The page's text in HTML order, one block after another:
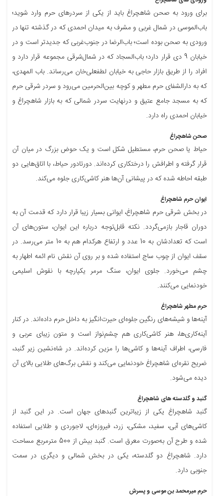
برای ورود به صحن شاهچراغ باید از یکی از سردرهای حرم وارد شوید؛
باب‌الموسی در شمال غربی و مشرف به میدان احمدی که در گذشته تنها در
ورودی به صحن بوده است؛ باب‌الرضا در جنوب‌غربی که جدیدتر است و در
خیابان 9 دی قرار دارد؛ باب‌السجاد که در شمال‌شرقی مجموعه قرار دارد و
افراد را از طریق بازار حاجی به خیابان لطفعلی‌خان می‌رساند. باب المهدی،
که به دارالشفای حرم مطهر و کوچه بین‌الحرمین می‌رود و سردر شرقی حرم
که به مسجد جامع عتیق و درنهایت سردر شمالی که به بازار شاهچراغ و
خیابان احمدی راه دارد.
صحن شاهچراغ
حیاط یا صحن حرم، مستطیل شکل است و یک حوض بزرگ در میان آن
قرار گرفته و اطرافش را درختکاری کرده‌اند. دورتادور حیاط، با اتاق‌هایی دو
طبقه احاطه شده که در پیشانی آن‌ها هنر کاشی‌کاری جلوه می‌کند.
ایوان حرم شاهچراغ
در بخش شرقی حرم شاهچراغ، ایوانی بسیار زیبا قرار دارد که قدمت آن به
دوران قاجار بازمی‌گردد. نکته قابل‌توجه درباره این ایوان، ستون‌های آن
است که تعدادشان به 10 عدد و ارتفاع هرکدام هم به 10 متر می‌رسد. در
سقف ایوان از چوب ساج استفاده شده و بر روی آن نقش نام ائمه اطهار به
چشم می‌خورد. جلوی ایوان، سنگ مرمر یکپارچه با نقوش اسلیمی
خودنمایی می‌کنند.
حرم مطهر شاهچراغ
آینه‌ها و شیشه‌های رنگین جلوه‌ای حیرت‌انگیز به داخل حرم داده‌اند. در کنار
آینه‌کاری‌ها، هنر کاشی‌کاری هم چشم‌نواز است و متون زیبای عربی و
فارسی، اطراف آینه‌ها و کاشی‌ها را مزین کرده‌اند. در شاه‌نشین زیر گنبد،
ضریح نقره‌ای شاهچراغ خودنمایی می‌کند و نقش برگ‌های طلایی بالای آن
دیده می‌شود.
گنبد و گلدسته های شاهچراغ
گنبد شاهچراغ یکی از زیباترین گنبدهای جهان است. در این گنبد از
کاشی‌های آبی، سفید، مشکی، زرد، فیروزه‌ای، لاجوردی و طلایی استفاده
شده و طرح آن به‌صورت معرق است. گنبد بیش از 500 مترمربع مساحت
دارد. شاهچراغ دو گلدسته، یکی در بخش شمالی و دیگری در سمت
جنوبی دارد.
حرم میرمحمد بن موسی و پسرش